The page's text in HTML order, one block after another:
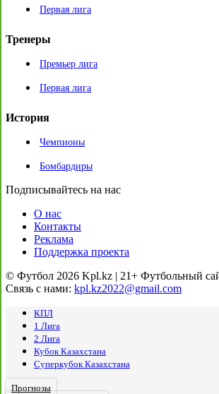
Первая лига
Тренеры
Премьер лига
Первая лига
История
Чемпионы
Бомбардиры
Подписывайтесь на нас
О нас
Контакты
Реклама
Поддержка проекта
© Футбол 2026 Kpl.kz | 21+ Футбольный
Связь с нами: kpl.kz2022@gmail.com
КПЛ
1 Лига
2 Лига
Кубок Казахстана
Суперкубок Казахстана
Прогнозы